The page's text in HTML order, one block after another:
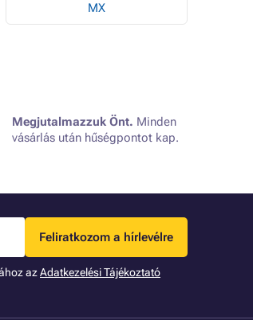
MX
Megjutalmazzuk Önt. Minden
vásárlás után hűségpontot kap.
Feliratkozom a hírlevélre
azAdatkezelési Tájékoztató